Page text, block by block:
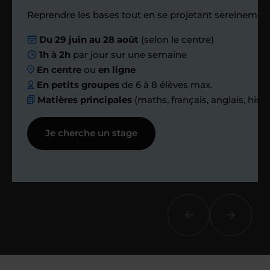
Nous planifions
ensemble des
échanges réguliers
Afin de suivre le travail et les progrès
réalisés, votre enseignant et moi-
même vous proposons des points et
Reprendre les bases tout en se projetant
Du 29 juin au 28 août (selon le centre)
1h à 2h par jour sur une semaine
En centre ouen ligne
En petits groupes de 6 à 8 élèves max.
Matières principales (maths, français, anglais,
Je cherche un stage